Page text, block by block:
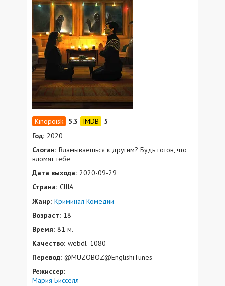
5.3
5
Год: 2020
Слоган: Вламываешься к другим? Будь готов, что
вломят тебе
Дата выхода: 2020-09-29
Страна: США
Жанр: Криминал Комедии
Возраст: 18
Время: 81 м.
Качество: webdl_1080
Перевод: @MUZOBOZ@EnglishiTunes
Режиссер:
Мария Бисселл